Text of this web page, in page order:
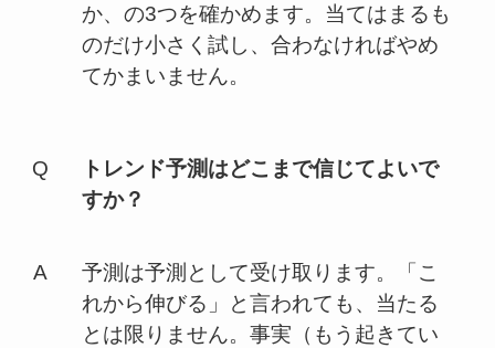
か、の3つを確かめます。当てはまるも
のだけ小さく試し、合わなければやめ
てかまいません。
トレンド予測はどこまで信じてよいで
すか？
予測は予測として受け取ります。「こ
れから伸びる」と言われても、当たる
とは限りません。事実（もう起きてい